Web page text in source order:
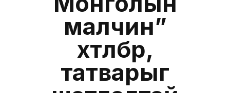
малчин”
хөтөлбөр,
татварыг